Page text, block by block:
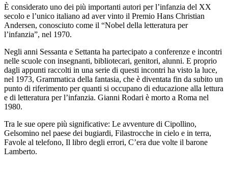
È considerato uno dei più importanti autori per l’infanzia del XX
secolo e l’unico italiano ad aver vinto il Premio Hans Christian
Andersen, conosciuto come il “Nobel della letteratura per
l’infanzia”, nel 1970.
Negli anni Sessanta e Settanta ha partecipato a conferenze e incontri
nelle scuole con insegnanti, bibliotecari, genitori, alunni. E proprio
dagli appunti raccolti in una serie di questi incontri ha visto la luce,
nel 1973, Grammatica della fantasia, che è diventata fin da subito un
punto di riferimento per quanti si occupano di educazione alla lettura
e di letteratura per l’infanzia. Gianni Rodari è morto a Roma nel
1980.
Tra le sue opere più significative: Le avventure di Cipollino,
Gelsomino nel paese dei bugiardi, Filastrocche in cielo e in terra,
Favole al telefono, Il libro degli errori, C’era due volte il barone
Lamberto.